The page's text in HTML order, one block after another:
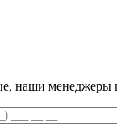
наши менеджеры